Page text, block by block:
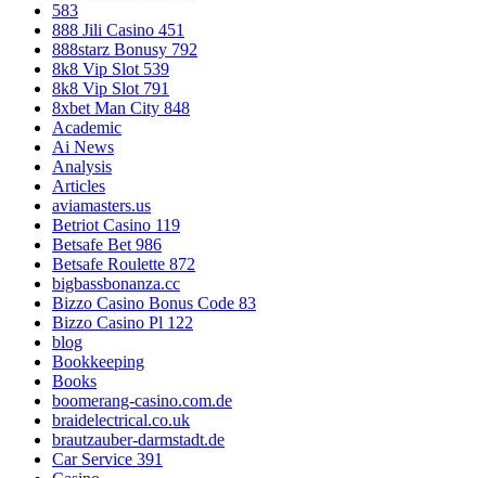
583
888 Jili Casino 451
888starz Bonusy 792
8k8 Vip Slot 539
8k8 Vip Slot 791
8xbet Man City 848
Academic
Ai News
Analysis
Articles
aviamasters.us
Betriot Casino 119
Betsafe Bet 986
Betsafe Roulette 872
bigbassbonanza.cc
Bizzo Casino Bonus Code 83
Bizzo Casino Pl 122
blog
Bookkeeping
Books
boomerang-casino.com.de
braidelectrical.co.uk
brautzauber-darmstadt.de
Car Service 391